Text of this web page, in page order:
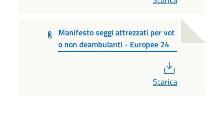
Manifesto seggi attrezzati per vot
o non deambulanti - Europee 24
Scarica